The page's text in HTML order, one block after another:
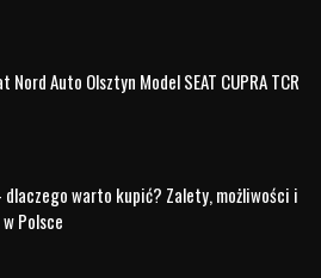
Nord Auto Olsztyn Model SEAT CUPRA TCR
dlaczego warto kupić? Zalety, możliwości i
Polsce